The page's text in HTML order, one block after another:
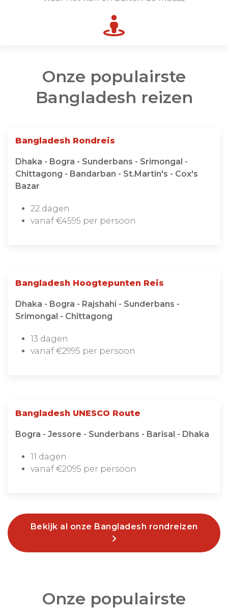
Onze populairste
Bangladesh reizen
Bangladesh Rondreis
Dhaka - Bogra - Sunderbans - Srimongal -
Chittagong - Bandarban - St.Martin's - Cox's
Bazar
22 dagen
vanaf €4595 per persoon
Bangladesh Hoogtepunten Reis
Dhaka - Bogra - Rajshahi - Sunderbans -
Srimongal - Chittagong
13 dagen
vanaf €2995 per persoon
Bangladesh UNESCO Route
Bogra - Jessore - Sunderbans - Barisal - Dhaka
11 dagen
vanaf €2095 per persoon
Bekijk al onze Bangladesh rondreizen
Onze populairste